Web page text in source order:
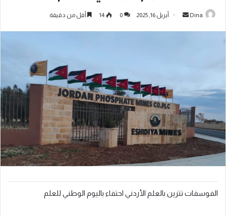
Dina أبريل 16, 2025 0
14 أقل من دقيقة
الفوسفات تتزين بالعلم الأردني احتفاء باليوم الوطني للعلم